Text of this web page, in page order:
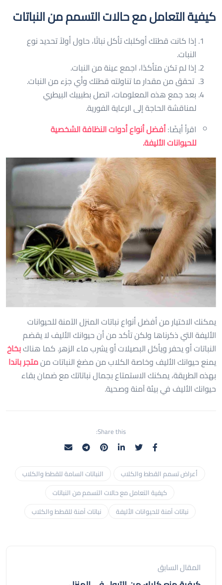
كيفية التعامل مع حالات التسمم من النباتات
إذا كانت قطتك أوكلبك تأكل نباتًا، حاول أولاً تحديد نوع
النبات.
إذا لم تكن متأكدًا، اجمع عينة من النبات.
تحقق من مقدار ما تناولته قطتك وأي جزء من النبات.
بعد جمع هذه المعلومات، اتصل بطبيبك البيطري
لمناقشة الحاجة إلى الرعاية الفورية.
اقرأ أيضًا:أفضل أنواع أدوات النظافة الشخصية
للحيوانات الأليفة.
يمكنك الاختيار من أفضل أنواع نباتات المنزل الآمنة للحيوانات
الأليفة التي ذكرناها ولكن تأكد من أن حيوانك الأليف لا يقضم
النباتات أو يحفر ويأكل البصيلات أو يشرب ماء الزهر. كما هناكبخاخ
يمنع حيوانك الأليف وخاصة الكلاب من مضغ النباتات منمتجر باندا
بهذه الطريقة، يمكنك الاستمتاع بجمال نباتاتك مع ضمان بقاء
حيوانك الأليف في بيئة آمنة وصحية.
Share this:
أعراض تسمم القطط والكلاب
النباتات السامة للقطط والكلاب
كيفية التعامل مع حالات التسمم من النباتات
نباتات آمنة للحيوانات الأليفة
نباتات آمنة للقطط والكلاب
المقال السابق